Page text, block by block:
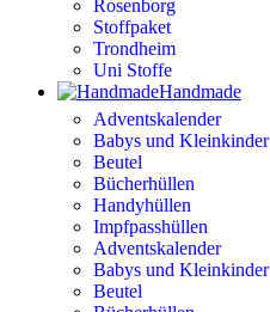
Rosenborg
Stoffpaket
Trondheim
Uni Stoffe
Handmade
Adventskalender
Babys und Kleinkinder
Beutel
Bücherhüllen
Handyhüllen
Impfpasshüllen
Adventskalender
Babys und Kleinkinder
Beutel